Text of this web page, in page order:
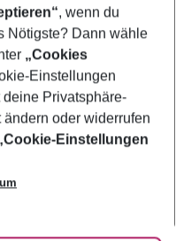
, wenn du
Nötigste? Dann wähle
„Cookies
Einstellungen
Privatsphäre-
oder widerrufen
Einstellungen